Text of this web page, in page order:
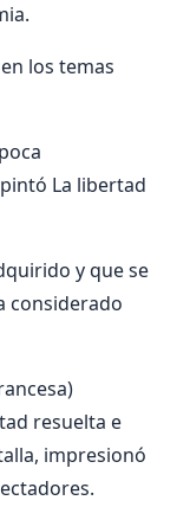
los temas
La libertad
y que se
considerado
resuelta e
impresionó